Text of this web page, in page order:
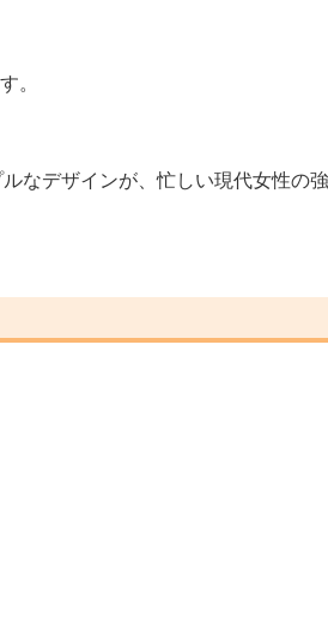
。
なデザインが、忙しい現代女性の